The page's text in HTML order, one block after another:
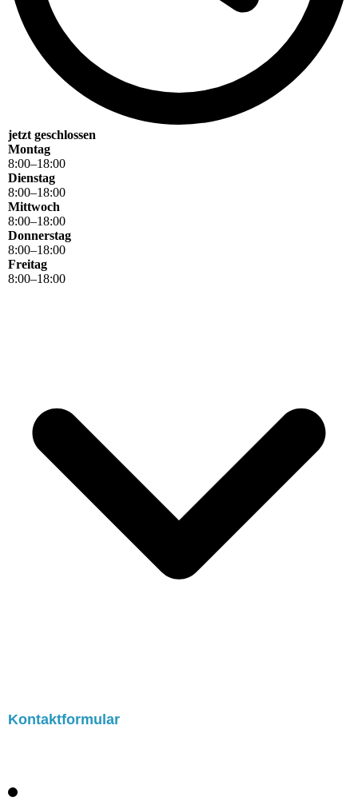
jetzt geschlossen
Montag
8:00–18:00
Dienstag
8:00–18:00
Mittwoch
8:00–18:00
Donnerstag
8:00–18:00
Freitag
8:00–18:00
Kontaktformular